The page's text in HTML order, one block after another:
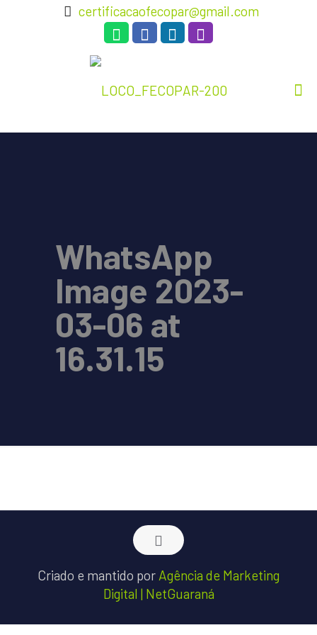
certificacaofecopar@gmail.com
WhatsApp
Image 2023-
03-06 at
16.31.15
Criado e mantido por Agência de Marketing
Digital | NetGuaraná